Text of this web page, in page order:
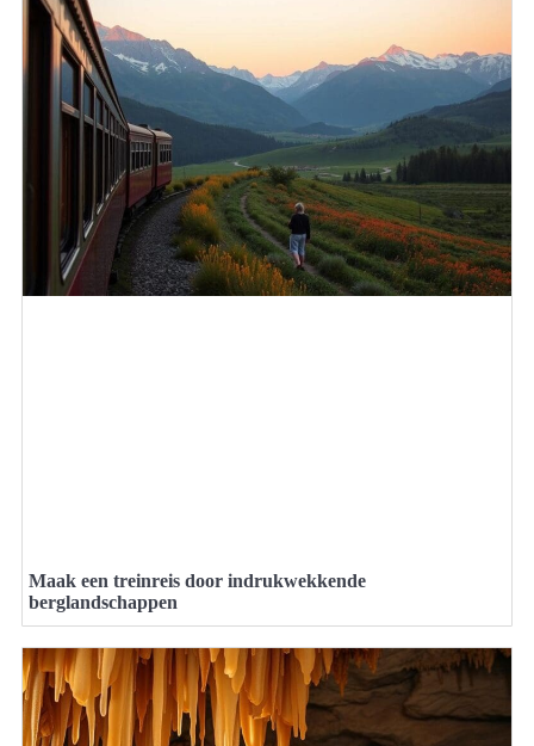
Maak een treinreis door indrukwekkende
berglandschappen